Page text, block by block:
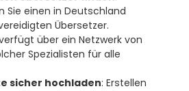
Sie einen in Deutschland
Übersetzer.
über ein Netzwerk von
Spezialisten für alle
sicher hochladen: Erstellen